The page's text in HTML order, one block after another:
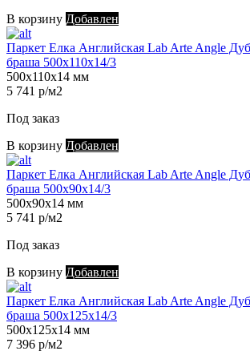
В корзину Добавлен
Паркет Елка Английская Lab Arte Angle
браша 500х110х14/3
500х110х14 мм
5 741 р/м2
Под заказ
В корзину Добавлен
Паркет Елка Английская Lab Arte Angle
браша 500х90х14/3
500х90х14 мм
5 741 р/м2
Под заказ
В корзину Добавлен
Паркет Елка Английская Lab Arte Angle
браша 500х125х14/3
500х125х14 мм
7 396 р/м2